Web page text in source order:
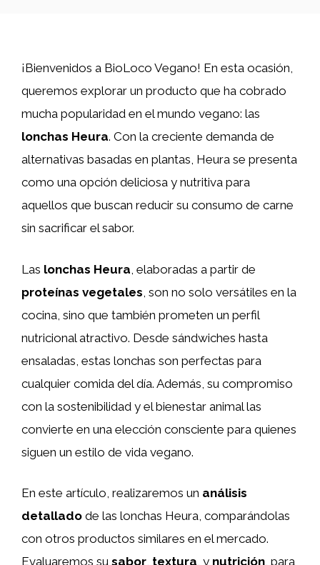
¡Bienvenidos a BioLoco Vegano! En esta ocasión,
queremos explorar un producto que ha cobrado
mucha popularidad en el mundo vegano: las
lonchas Heura. Con la creciente demanda de
alternativas basadas en plantas, Heura se presenta
como una opción deliciosa y nutritiva para
aquellos que buscan reducir su consumo de carne
sin sacrificar el sabor.
Las lonchas Heura , elaboradas a partir de
proteínas vegetales , son no solo versátiles en la
cocina, sino que también prometen un perfil
nutricional atractivo. Desde sándwiches hasta
ensaladas, estas lonchas son perfectas para
cualquier comida del día. Además, su compromiso
con la sostenibilidad y el bienestar animal las
convierte en una elección consciente para quienes
siguen un estilo de vida vegano.
En este artículo, realizaremos un análisis
detallado de las lonchas Heura, comparándolas
con otros productos similares en el mercado.
Evaluaremos su sabor, textura, y nutrición, para